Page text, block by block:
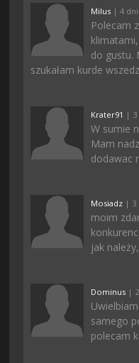
Milus | 4
Polecam
do gustu.
szukałam kurde
Krater91 | 3
W sumie
Mam
dodawac
Mosiadz | 3
moim
jak
Dominus |
samego
polecam